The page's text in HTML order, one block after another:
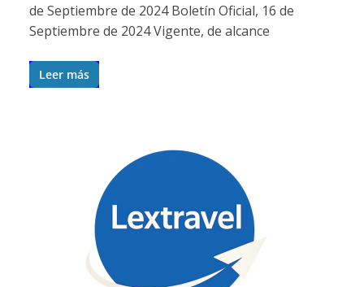
de Septiembre de 2024 Boletín Oficial, 16 de
Septiembre de 2024 Vigente, de alcance
Leer más